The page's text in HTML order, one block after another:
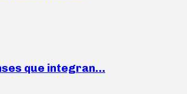
que integran…